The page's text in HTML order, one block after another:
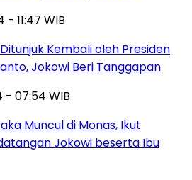
11:47 WIB
Kembali oleh Presiden
Jokowi Beri Tanggapan
- 07:54 WIB
Muncul di Monas, Ikut
Jokowi beserta Ibu